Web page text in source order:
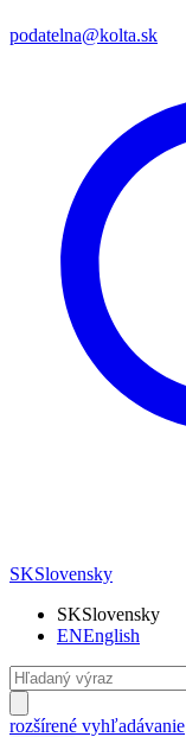
podatelna@kolta.sk
SKSlovensky
SKSlovensky
ENEnglish
rozšírené vyhľadávanie